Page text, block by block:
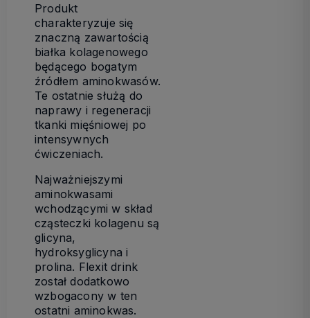
Produkt
charakteryzuje się
znaczną zawartością
białka kolagenowego
będącego bogatym
źródłem aminokwasów.
Te ostatnie służą do
naprawy i regeneracji
tkanki mięśniowej po
intensywnych
ćwiczeniach.
Najważniejszymi
aminokwasami
wchodzącymi w skład
cząsteczki kolagenu są
glicyna,
hydroksyglicyna i
prolina. Flexit drink
został dodatkowo
wzbogacony w ten
ostatni aminokwas.